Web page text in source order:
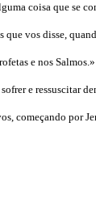
coisa que se
que vos disse,
e nos
e ressuscitar
começando por